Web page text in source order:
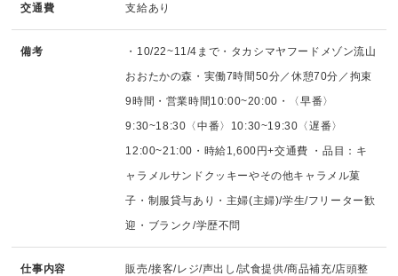
交通費 支給あり
備考
・10/22~11/4まで・タカシマヤフードメゾン流山
おおたかの森・実働7時間50分／休憩70分／拘束
9時間・営業時間10:00~20:00・〈早番〉
9:30~18:30〈中番〉10:30~19:30〈遅番〉
12:00~21:00・時給1,600円+交通費 ・品目：キ
ャラメルサンドクッキーやその他キャラメル菓
子・制服貸与あり・主婦(主婦)/学生/フリーター歓
迎・ブランク/学歴不問
仕事内容
販売/接客/レジ/声出し/試食提供/商品補充/店頭整